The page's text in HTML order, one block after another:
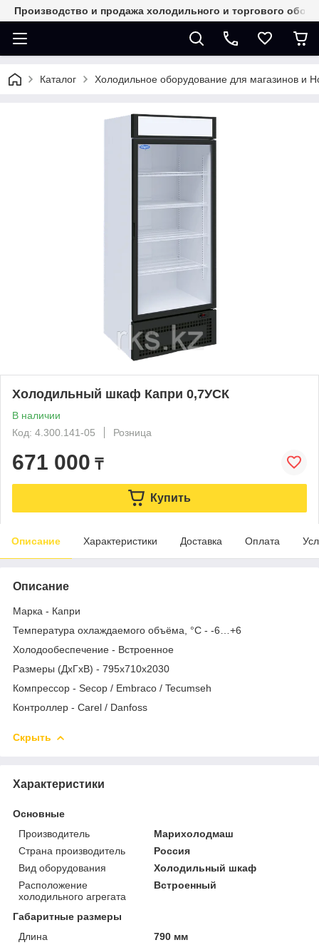
Производство и продажа холодильного и торгового
Каталог Холодильное оборудование для магазинов и
Холодильный шкаф Капри 0,7УСК
В наличии
Код: 4.300.141-05
Розница
671 000 ₸
Купить
Описание Характеристики Доставка Оплата
Описание
Марка - Капри
Температура охлаждаемого объёма, °C - -6…+6
Холодообеспечение - Встроенное
Размеры (ДхГхВ) - 795x710x2030
Компрессор - Secop / Embraco / Tecumseh
Контроллер - Carel / Danfoss
Скрыть
Характеристики
Основные
Производитель
Марихолодмаш
Страна производитель
Россия
Вид оборудования
Холодильный шкаф
Расположение
холодильного агрегата
Встроенный
Габаритные размеры
Длина
790 мм